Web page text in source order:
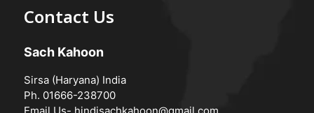
Contact Us
Sach Kahoon
Sirsa (Haryana) India
Ph. 01666-238700